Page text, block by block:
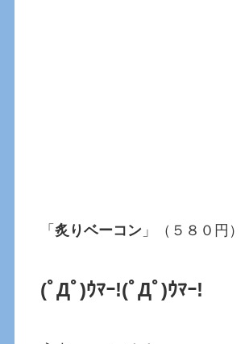
「炙りベーコン 」（５８０円）
(ﾟДﾟ)ｳﾏｰ!(ﾟДﾟ)ｳﾏｰ!